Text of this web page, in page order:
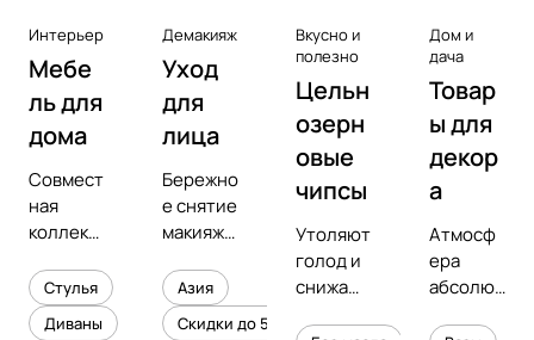
Интерьер
Мебе
ль для
дома
Совмест
ная
коллекц
предмет
ным
Стулья
Диваны
Демакияж
Уход
для
лица
Бережно
е снятие
макияжа
увлажне
ние
Азия
Скидки до 50%
Вкусно и
полезно
Цельн
озерн
овые
чипсы
Утоляют
голод и
снижают
Дом и
дача
Товар
ы для
декор
а
Атмосф
ера
абсолют